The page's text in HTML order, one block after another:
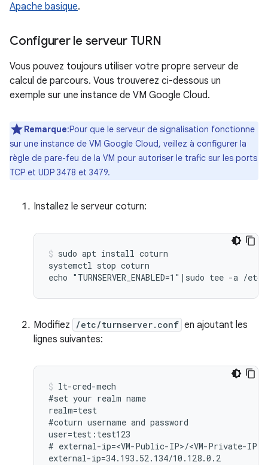
Apache basique.
Configurer le serveur TURN
Vous pouvez toujours utiliser votre propre serveur de
calcul de parcours. Vous trouverez ci-dessous un
exemple sur une instance de VM Google Cloud.
Remarque:Pour que le serveur de signalisation fonctionne
sur une instance de VM Google Cloud, veillez à configurer la
règle de pare-feu de la VM pour autoriser le trafic sur les ports
TCP et UDP 3478 et 3479.
Installez le serveur coturn:
sudo apt install coturn
systemctl stop coturn
Modifiez /etc/turnserver.conf en ajoutant les
lignes suivantes:
lt-cred-mech
#set your realm name
realm=test
#coturn username and password
user=test:test123
# external-ip=<VM-Public-IP>/<VM-Private-IP>
external-ip=34.193.52.134/10.128.0.2